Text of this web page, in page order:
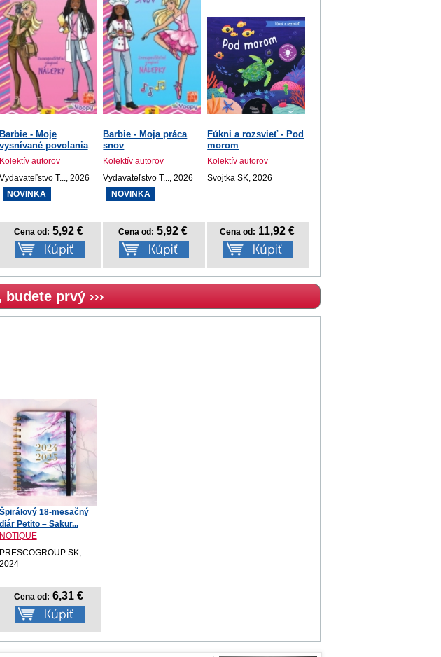
Barbie - Moje
vysnívané povolania
Kolektív autorov
Vydavateľstvo T..., 2026
NOVINKA
Cena od: 5,92 €
Barbie - Moja práca
snov
Kolektív autorov
Vydavateľstvo T..., 2026
NOVINKA
Cena od: 5,92 €
Fúkni a rozsvieť - Pod
morom
Kolektív autorov
Svojtka SK, 2026
Cena od: 11,92 €
prvý ›››
Špirálový 18-mesačný
diár Petito – Sakur...
NOTIQUE
PRESCOGROUP SK,
2024
Cena od: 6,31 €